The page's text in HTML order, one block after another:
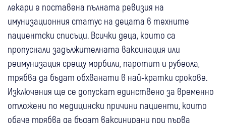
лекари е поставена пълната ревизия на
имунизационния статус на децата в техните
пациентски списъци. Всички деца, които са
пропуснали задължителната ваксинация или
реимунизация срещу морбили, паротит и рубеола,
трябва да бъдат обхванати в най-кратки срокове.
Изключения ще се допускат единствено за временно
отложени по медицински причини пациенти, които
обаче трябва да бъдат ваксинирани при първа